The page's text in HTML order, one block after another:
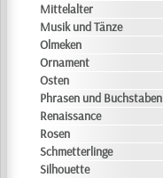
Mittelalter
Musik und Tänze
Olmeken
Ornament
Osten
Phrasen und Buchstaben
Renaissance
Rosen
Schmetterlinge
Silhouette